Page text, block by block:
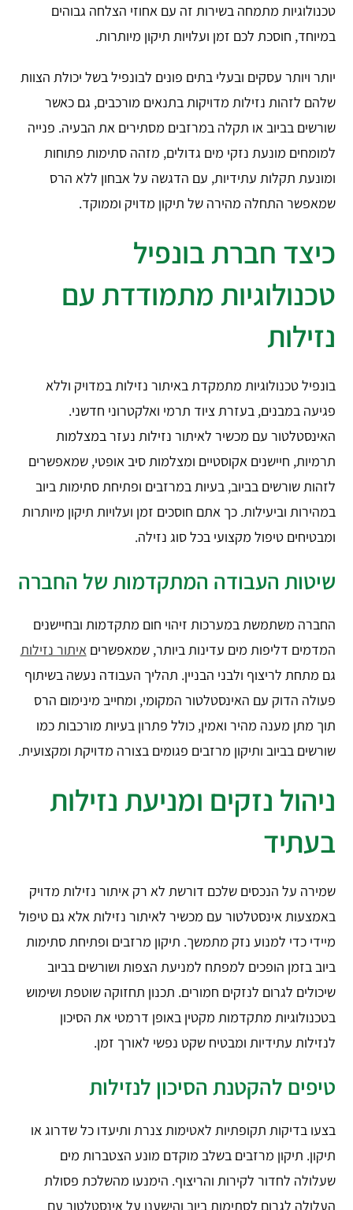
טכנולוגיות מתמחה בשירות זה עם אחוזי הצלחה גבוהים
במיוחד, חוסכת לכם זמן ועלויות תיקון מיותרות.
יותר ויותר עסקים ובעלי בתים פונים לבונפיל בשל יכולת הצוות
שלהם לזהות נזילות מדויקות בתנאים מורכבים, גם כאשר
שורשים בביוב או תקלה במרזבים מסתירים את הבעיה. פנייה
למומחים מונעת נזקי מים גדולים, מזהה סתימות פתוחות
ומונעת תקלות עתידיות, עם הדגשה על אבחון ללא הרס
שמאפשר התחלה מהירה של תיקון מדויק וממוקד.
כיצד חברת בונפיל
טכנולוגיות מתמודדת עם
נזילות
בונפיל טכנולוגיות מתמקדת באיתור נזילות במדויק וללא
פגיעה במבנים, בעזרת ציוד תרמי ואלקטרוני חדשני.
האינסטלטור עם מכשיר לאיתור נזילות נעזר במצלמות
תרמיות, חיישנים אקוסטיים ומצלמות סיב אופטי, שמאפשרים
לזהות שורשים בביוב, בעיות במרזבים ופתיחת סתימות ביוב
במהירות וביעילות. כך אתם חוסכים זמן ועלויות תיקון מיותרות
ומבטיחים טיפול מקצועי בכל סוג נזילה.
שיטות העבודה המתקדמות של החברה
החברה משתמשת במערכות זיהוי חום מתקדמות ובחיישנים
המדמים דליפות מים עדינות ביותר, שמאפשריםאיתור נזילות
גם מתחת לריצוף ולבני הבניין. תהליך העבודה נעשה בשיתוף
פעולה הדוק עם האינסטלטור המקומי, ומחייב מינימום הרס
תוך מתן מענה מהיר ואמין, כולל פתרון בעיות מורכבות כמו
שורשים בביוב ותיקון מרזבים פגומים בצורה מדויקת ומקצועית.
ניהול נזקים ומניעת נזילות
בעתיד
שמירה על הנכסים שלכם דורשת לא רק איתור נזילות מדויק
באמצעות אינסטלטור עם מכשיר לאיתור נזילות אלא גם טיפול
מיידי כדי למנוע נזק מתמשך. תיקון מרזבים ופתיחת סתימות
ביוב בזמן הופכים למפתח למניעת הצפות ושורשים בביוב
שיכולים לגרום לנזקים חמורים. תכנון תחזוקה שוטפת ושימוש
בטכנולוגיות מתקדמות מקטין באופן דרמטי את הסיכון
לנזילות עתידיות ומבטיח שקט נפשי לאורך זמן.
טיפים להקטנת הסיכון לנזילות
בצעו בדיקות תקופתיות לאטימות צנרת ותיעדו כל שדרוג או
תיקון. תיקון מרזבים בשלב מוקדם מונע הצטברות מים
שעלולה לחדור לקירות והריצוף. הימנעו מהשלכת פסולת
העלולה לגרום לסתימות ביוב והישענו על אינסטלטור עם